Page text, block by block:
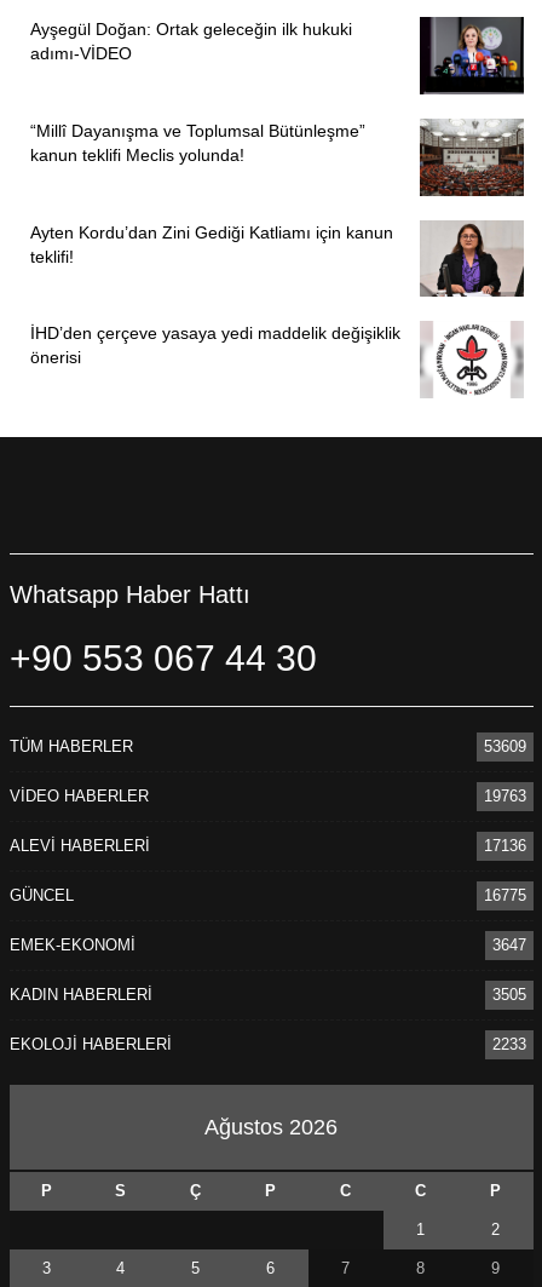
Ayşegül Doğan: Ortak geleceğin ilk hukuki
adımı-VİDEO
“Millî Dayanışma ve Toplumsal Bütünleşme”
kanun teklifi Meclis yolunda!
Ayten Kordu’dan Zini Gediği Katliamı için kanun
teklifi!
İHD’den çerçeve yasaya yedi maddelik değişiklik
önerisi
Whatsapp Haber Hattı
+90 553 067 44 30
TÜM HABERLER 53609
VİDEO HABERLER 19763
ALEVİ HABERLERİ 17136
GÜNCEL 16775
EMEK-EKONOMİ 3647
KADIN HABERLERİ 3505
EKOLOJİ HABERLERİ 2233
Ağustos 2026
P S Ç P C C P
1 2
3 4 5 6 7 8 9